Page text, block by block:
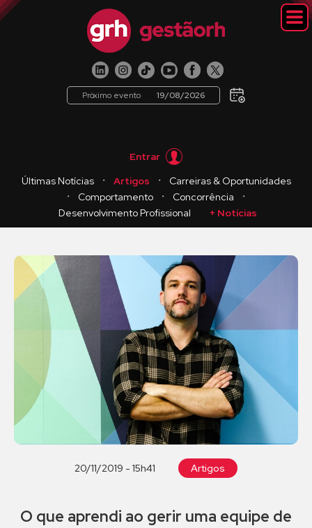
Próximo evento 19/08/2026
Entrar
Últimas Notícias
・ Artigos ・
Carreiras & Oportunidades
・
Comportamento ・ Concorrência
・
Desenvolvimento Profissional
+ Notícias
20/11/2019 - 15h41 Artigos
O que aprendi ao gerir uma equipe de